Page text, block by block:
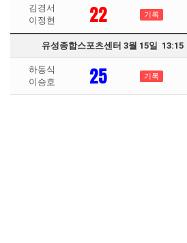
김경서
이정현
22 기록
유성종합스포츠센터 3월 15일 13:15
하동식
이승호
25 기록